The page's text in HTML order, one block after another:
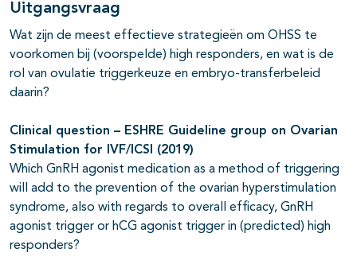
Uitgangsvraag
Wat zijn de meest effectieve strategieën om OHSS te
voorkomen bij (voorspelde) high responders, en wat is de
rol van ovulatie triggerkeuze en embryo-transferbeleid
daarin?
Clinical question – ESHRE Guideline group on Ovarian
Stimulation for IVF/ICSI (2019)
Which GnRH agonist medication as a method of triggering
will add to the prevention of the ovarian hyperstimulation
syndrome, also with regards to overall efficacy, GnRH
agonist trigger or hCG agonist trigger in (predicted) high
responders?